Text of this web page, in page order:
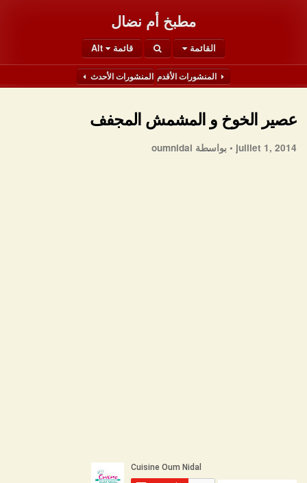
مطبخ أم نضال
القائمة قائمة Alt
المنشورات الأقدم المنشورات الأحدث
عصير الخوخ و المشمش المجفف
juillet 1, 2014 • بواسطة oumnidal